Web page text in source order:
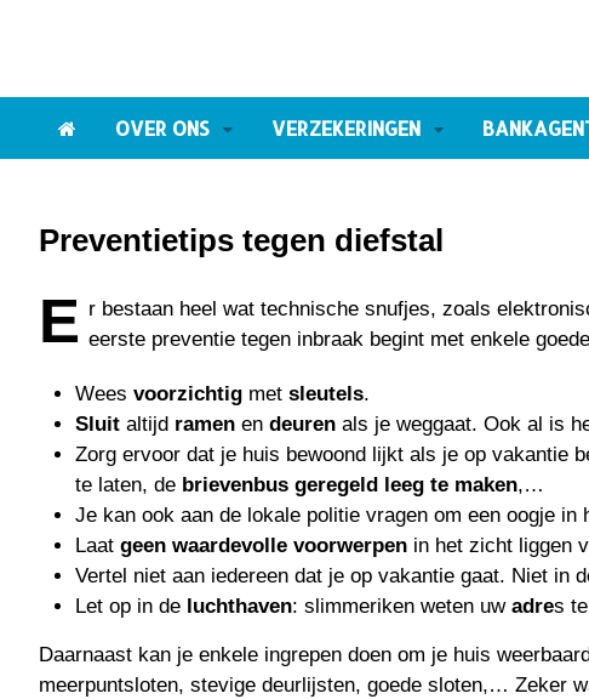
OVER ONS VERZEKERINGEN
Preventietips tegen diefstal
E r bestaan heel wat technische snufjes, zoals
eerste preventie tegen inbraak begint met enkele
Wees voorzichtig met sleutels.
Sluit altijd ramen en deuren als je weggaat. Ook al is
Zorg ervoor dat je huis bewoond lijkt als je op vakantie
te laten, de brievenbus geregeld leeg te maken,…
Je kan ook aan de lokale politie vragen om een oogje in
Laat geen waardevolle voorwerpen in het zicht liggen
Vertel niet aan iedereen dat je op vakantie gaat. Niet in
Let op in de luchthaven: slimmeriken weten uw adres
Daarnaast kan je enkele ingrepen doen om je huis
meerpuntsloten, stevige deurlijsten, goede sloten,… Zeker